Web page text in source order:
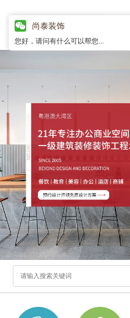
尚泰装饰
您好，请问有什么可以帮您...